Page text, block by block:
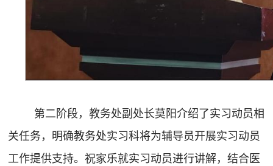
第二阶段，教务处副处长莫阳介绍了实习动员相
关任务，明确教务处实习科将为辅导员开展实习动员
工作提供支持。祝家乐就实习动员进行讲解，结合医